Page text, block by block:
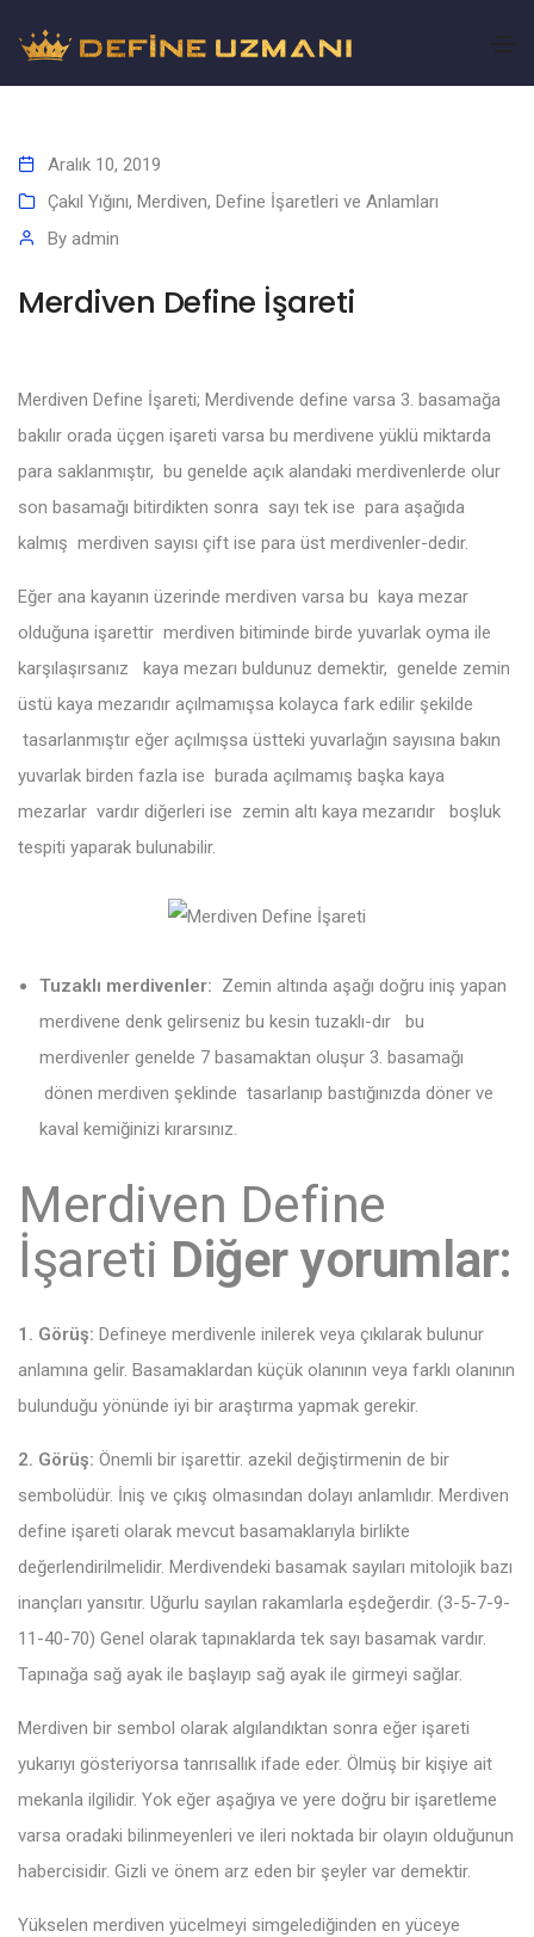
Aralık 10, 2019
Çakıl Yığını, Merdiven, Define İşaretleri ve Anlamları
By admin
Merdiven Define İşareti
Merdiven Define İşareti; Merdivende define varsa 3. basamağa
bakılır orada üçgen işareti varsa bu merdivene yüklü miktarda
para saklanmıştır, bu genelde açık alandaki merdivenlerde olur
son basamağı bitirdikten sonra sayı tek ise para aşağıda
kalmış merdiven sayısı çift ise para üst merdivenler-dedir.
Eğer ana kayanın üzerinde merdiven varsa bu kaya mezar
olduğuna işarettir merdiven bitiminde birde yuvarlak oyma ile
karşılaşırsanız kaya mezarı buldunuz demektir, genelde zemin
üstü kaya mezarıdır açılmamışsa kolayca fark edilir şekilde
tasarlanmıştır eğer açılmışsa üstteki yuvarlağın sayısına bakın
yuvarlak birden fazla ise burada açılmamış başka kaya
mezarlar vardır diğerleri ise zemin altı kaya mezarıdır boşluk
tespiti yaparak bulunabilir.
Tuzaklı merdivenler: Zemin altında aşağı doğru iniş yapan
merdivene denk gelirseniz bu kesin tuzaklı-dır bu
merdivenler genelde 7 basamaktan oluşur 3. basamağı
dönen merdiven şeklinde tasarlanıp bastığınızda döner ve
kaval kemiğinizi kırarsınız.
Merdiven Define
İşareti Diğer yorumlar:
1. Görüş: Defineye merdivenle inilerek veya çıkılarak bulunur
anlamına gelir. Basamaklardan küçük olanının veya farklı olanının
bulunduğu yönünde iyi bir araştırma yapmak gerekir.
2. Görüş: Önemli bir işarettir. azekil değiştirmenin de bir
sembolüdür. İniş ve çıkış olmasından dolayı anlamlıdır. Merdiven
define işareti olarak mevcut basamaklarıyla birlikte
değerlendirilmelidir. Merdivendeki basamak sayıları mitolojik bazı
inançları yansıtır. Uğurlu sayılan rakamlarla eşdeğerdir. (3-5-7-9-
11-40-70) Genel olarak tapınaklarda tek sayı basamak vardır.
Tapınağa sağ ayak ile başlayıp sağ ayak ile girmeyi sağlar.
Merdiven bir sembol olarak algılandıktan sonra eğer işareti
yukarıyı gösteriyorsa tanrısallık ifade eder. Ölmüş bir kişiye ait
mekanla ilgilidir. Yok eğer aşağıya ve yere doğru bir işaretleme
varsa oradaki bilinmeyenleri ve ileri noktada bir olayın olduğunun
habercisidir. Gizli ve önem arz eden bir şeyler var demektir.
Yükselen merdiven yücelmeyi simgelediğinden en yüceye